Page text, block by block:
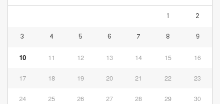
1 2
3 4 5 6 7 8 9
10 11 12 13 14 15 16
17 18 19 20 21 22 23
24 25 26 27 28 29 30